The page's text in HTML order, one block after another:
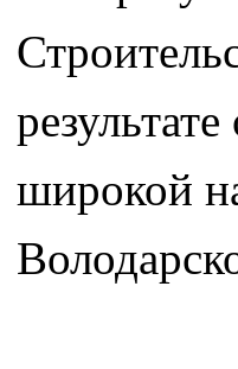
широкой